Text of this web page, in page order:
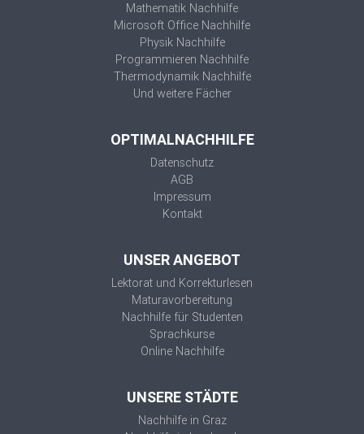
Mathematik Nachhilfe
Microsoft Office Nachhilfe
Physik Nachhilfe
Programmieren Nachhilfe
Thermodynamik Nachhilfe
Und weitere Fächer
OPTIMALNACHHILFE
Datenschutz
AGB
Impressum
Kontakt
UNSER ANGEBOT
Lektorat und Korrekturlesen
Maturavorbereitung
Nachhilfe für Studenten
Sprachkurse
Online Nachhilfe
UNSERE STÄDTE
Nachhilfe in Graz